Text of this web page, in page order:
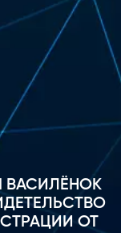
ВАСИЛЁНОК
ОТ